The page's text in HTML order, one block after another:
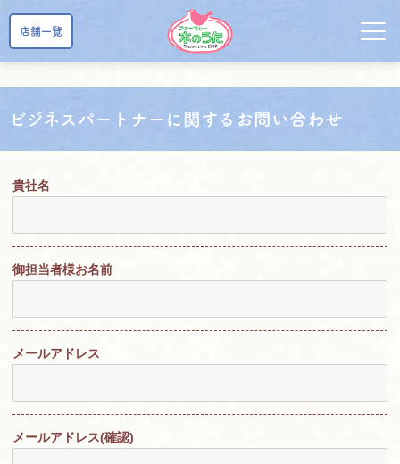
店舗一覧
ビジネスパートナーに関するお問い合わせ
貴社名
御担当者様お名前
メールアドレス
メールアドレス(確認)